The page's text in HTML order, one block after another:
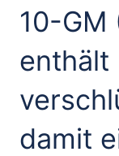
10-GM
enthält
damit